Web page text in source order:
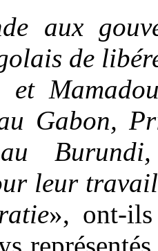
aux
de
et
Gabon,
leur
», ont-ils